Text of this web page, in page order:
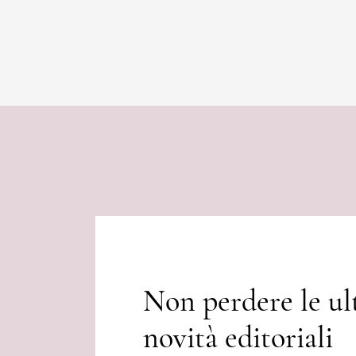
Non perdere le
novità editoriali